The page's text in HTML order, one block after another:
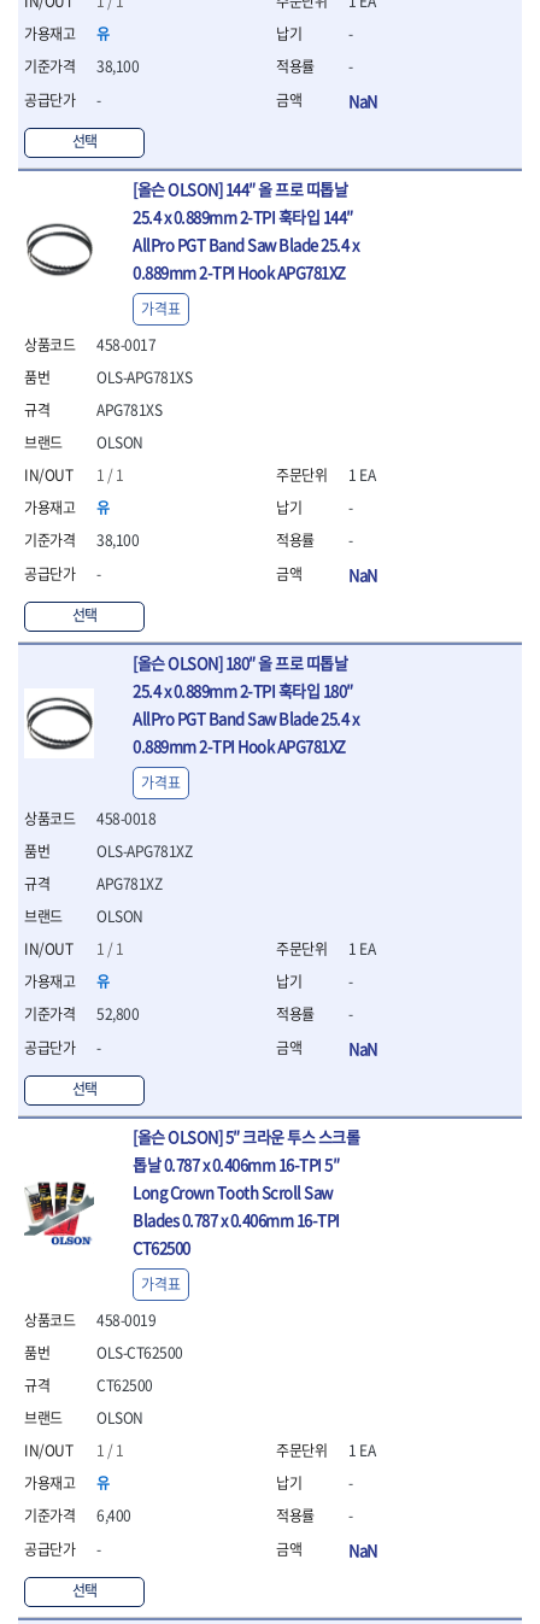
- 조줄
- 목공용줄
- 조줄세트
- 판금줄홀더
- 줄
공구함.공구집
- 탑체스터
- 플라스틱이동공구함
- 공구가방
기타 작업공구
- 케이스
- 수리키트
- 고정링/링
- 핀
유
38,100
-
선택
-
-
NaN
[올슨 OLSON] 144″ 올 프로 띠톱날
25.4 x 0.889mm 2-TPI 훅타입 144″
AllPro PGT Band Saw Blade 25.4 x
0.889mm 2-TPI Hook APG781XZ
458-0017
OLSON
1 / 1
유
38,100
-
선택
OLS-APG781XS
APG781XS
가격표
1 EA
-
-
NaN
[올슨 OLSON] 180″ 올 프로 띠톱날
25.4 x 0.889mm 2-TPI 훅타입 180″
AllPro PGT Band Saw Blade 25.4 x
0.889mm 2-TPI Hook APG781XZ
458-0018
OLSON
1 / 1
유
52,800
-
선택
OLS-APG781XZ
APG781XZ
가격표
1 EA
-
-
NaN
[올슨 OLSON] 5″ 크라운 투스 스크롤
톱날 0.787 x 0.406mm 16-TPI 5″
Long Crown Tooth Scroll Saw
Blades 0.787 x 0.406mm 16-TPI
CT62500
458-0019
OLSON
1 / 1
유
6,400
-
선택
OLS-CT62500
CT62500
가격표
1 EA
-
-
NaN